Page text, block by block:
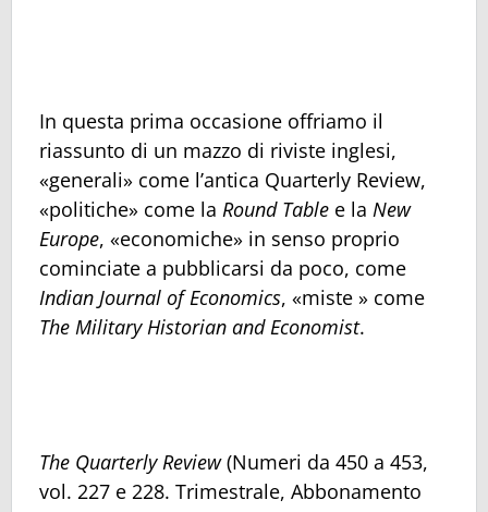
In questa prima occasione offriamo il
riassunto di un mazzo di riviste inglesi,
«generali» come l’antica Quarterly Review,
«politiche» come la Round Table e la New
Europe, «economiche» in senso proprio
cominciate a pubblicarsi da poco, come
Indian Journal of Economics, «miste » come
The Military Historian and Economist.
The Quarterly Review(Numeri da 450 a 453,
vol. 227 e 228. Trimestrale, Abbonamento